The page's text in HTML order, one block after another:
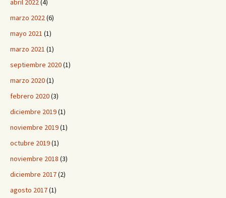
abril 2022(4)
marzo 2022(6)
mayo 2021 (1)
marzo 2021 (1)
septiembre 2020(1)
marzo 2020(1)
febrero 2020(3)
diciembre 2019(1)
noviembre 2019(1)
octubre 2019(1)
noviembre 2018 (3)
diciembre 2017(2)
agosto 2017(1)